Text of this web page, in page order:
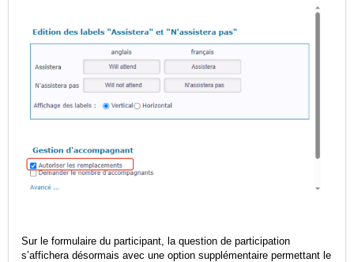
Sur le formulaire du participant, la question de participation
s’affichera désormais avec une option supplémentaire permettant le